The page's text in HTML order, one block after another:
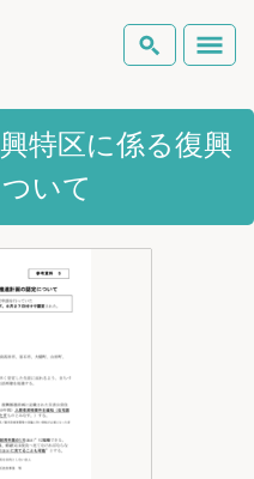
検索
特区に係る復興
いて